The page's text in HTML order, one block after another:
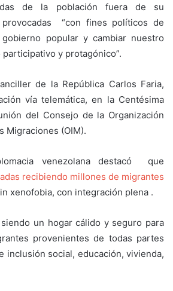
de la población fuera de su
“con fines políticos de
popular y cambiar nuestro
y protagónico”.
de la República Carlos Faria,
vía telemática, en la Centésima
del Consejo de la Organización
Migraciones (OIM).
venezolana destacó que
recibiendo millones de migrantes
xenofobia, con integración plena .
un hogar cálido y seguro para
provenientes de todas partes
inclusión social, educación, vivienda,